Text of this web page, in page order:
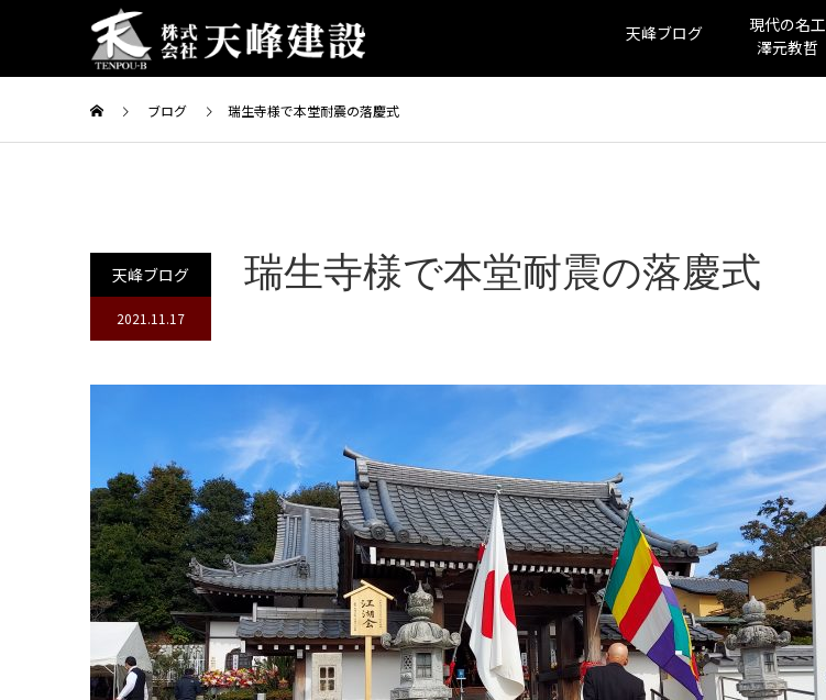
天峰ブログ
現代の名工
澤元教哲
ブログ 瑞生寺様で本堂耐震の落慶式
天峰ブログ
2021.11.17
瑞生寺様で本堂耐震の落慶式